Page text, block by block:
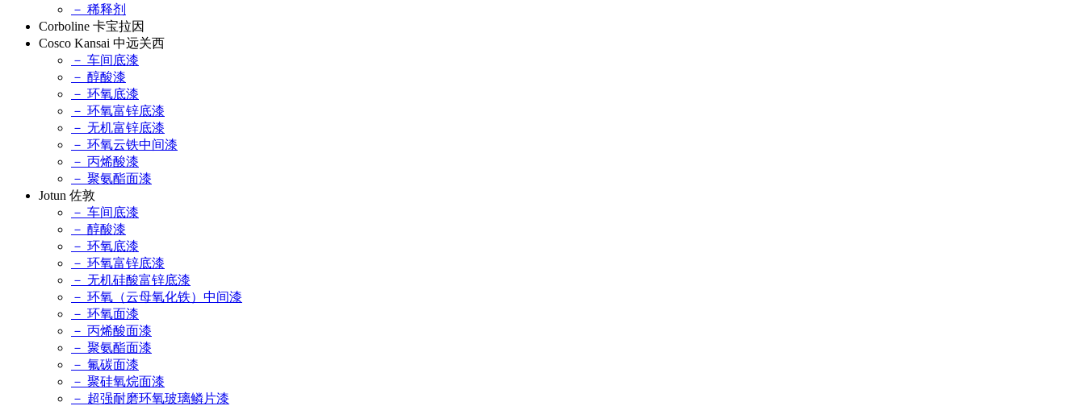
－ 稀释剂
Corboline 卡宝拉因
Cosco Kansai 中远关西
－ 车间底漆
－ 醇酸漆
－ 环氧底漆
－ 环氧富锌底漆
－ 无机富锌底漆
－ 环氧云铁中间漆
－ 丙烯酸漆
－ 聚氨酯面漆
Jotun 佐敦
－ 车间底漆
－ 醇酸漆
－ 环氧底漆
－ 环氧富锌底漆
－ 无机硅酸富锌底漆
－ 环氧（云母氧化铁）中间漆
－ 环氧面漆
－ 丙烯酸面漆
－ 聚氨酯面漆
－ 氟碳面漆
－ 聚硅氧烷面漆
－ 超强耐磨环氧玻璃鳞片漆